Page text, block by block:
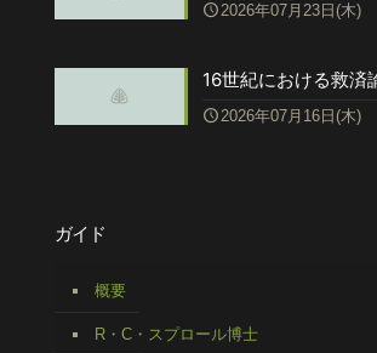
2026年07月23日(木)
16世紀における救済
2026年07月16日(木)
ガイド
概要
R・C・スプロール博士